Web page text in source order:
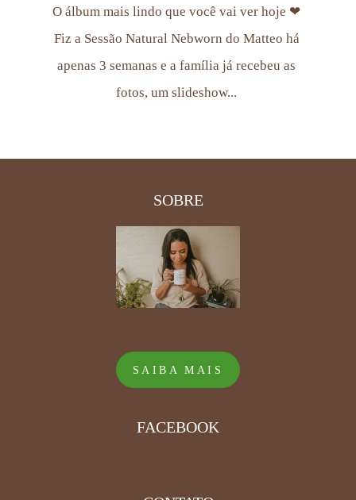
O álbum mais lindo que você vai ver hoje ❤
Fiz a Sessão Natural Nebworn do Matteo há
apenas 3 semanas e a família já recebeu as
fotos, um slideshow...
SOBRE
SAIBA MAIS
FACEBOOK